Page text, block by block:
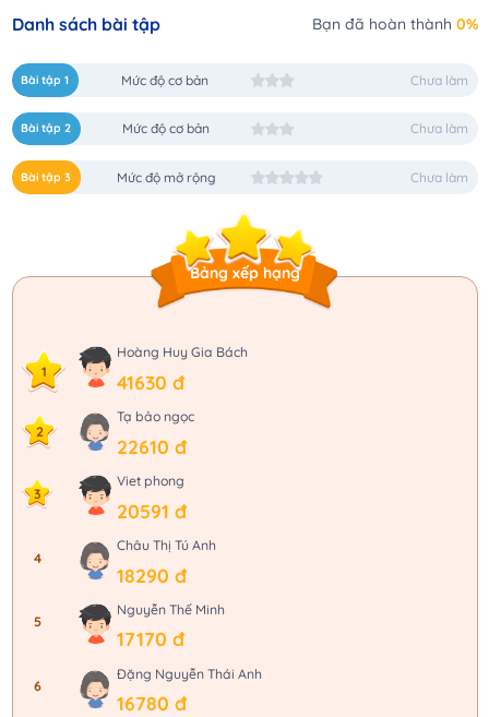
Danh sách bài tập
Bạn đã hoàn thành 0%
Bài tập 1 Mức độ cơ bản Chưa làm
Bài tập 2 Mức độ cơ bản Chưa làm
Bài tập 3 Mức độ mở rộng Chưa làm
Bảng xếp hạng
1
Hoàng Huy Gia Bách
41630 đ
2
Tạ bảo ngọc
22610 đ
3
Viet phong
20591 đ
4
Châu Thị Tú Anh
18290 đ
5
Nguyễn Thế Minh
17170 đ
6
Đặng Nguyễn Thái Anh
16780 đ